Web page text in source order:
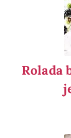
Rolada